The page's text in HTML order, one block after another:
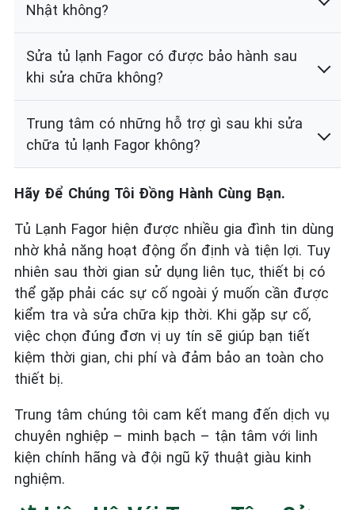
Nhật không?
Sửa tủ lạnh Fagor có được bảo hành sau
khi sửa chữa không?
Trung tâm có những hỗ trợ gì sau khi sửa
chữa tủ lạnh Fagor không?
Hãy Để Chúng Tôi Đồng Hành Cùng Bạn.
Tủ Lạnh Fagor hiện được nhiều gia đình tin dùng
nhờ khả năng hoạt động ổn định và tiện lợi. Tuy
nhiên sau thời gian sử dụng liên tục, thiết bị có
thể gặp phải các sự cố ngoài ý muốn cần được
kiểm tra và sửa chữa kịp thời. Khi gặp sự cố,
việc chọn đúng đơn vị uy tín sẽ giúp bạn tiết
kiệm thời gian, chi phí và đảm bảo an toàn cho
thiết bị.
Trung tâm chúng tôi cam kết mang đến dịch vụ
chuyên nghiệp – minh bạch – tận tâm với linh
kiện chính hãng và đội ngũ kỹ thuật giàu kinh
nghiệm.